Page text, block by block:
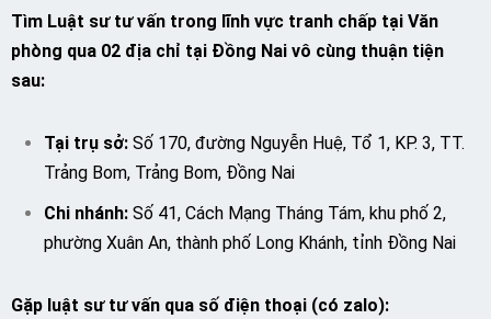
Tìm Luật sư tư vấn trong lĩnh vực tranh chấp tại Văn
phòng qua 02 địa chỉ tại Đồng Nai vô cùng thuận tiện
sau:
Tại trụ sở: Số 170, đường Nguyễn Huệ, Tổ 1, KP. 3, TT.
Trảng Bom, Trảng Bom, Đồng Nai
Chi nhánh: Số 41, Cách Mạng Tháng Tám, khu phố 2,
phường Xuân An, thành phố Long Khánh, tỉnh Đồng Nai
Gặp luật sư tư vấn qua số điện thoại (có zalo):